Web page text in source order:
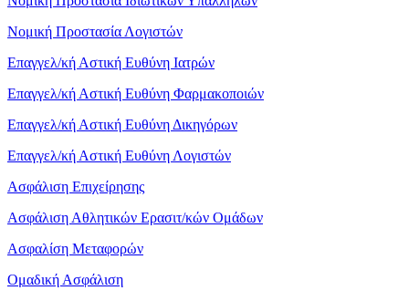
Νομική Προστασία Λογιστών
Επαγγελ/κή Αστική Ευθύνη Ιατρών
Επαγγελ/κή Αστική Ευθύνη Φαρμακοποιών
Επαγγελ/κή Αστική Ευθύνη Δικηγόρων
Επαγγελ/κή Αστική Ευθύνη Λογιστών
Ασφάλιση Επιχείρησης
Ασφάλιση Αθλητικών Ερασιτ/κών Ομάδων
Ασφαλίση Μεταφορών
Ομαδική Ασφάλιση